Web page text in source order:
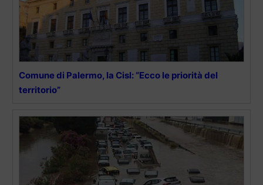
Comune di Palermo, la Cisl: “Ecco le priorità del
territorio”